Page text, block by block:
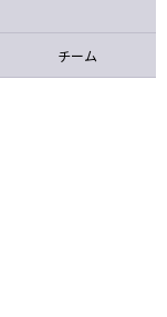
チーム